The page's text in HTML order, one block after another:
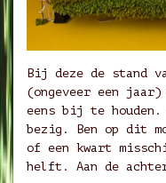
Bij deze de stand
(ongeveer een
eens bij te
bezig. Ben op dit
of een kwart
helft. Aan de